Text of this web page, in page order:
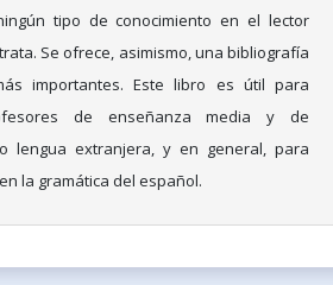
tipo de conocimiento en el lector
Se ofrece, asimismo, una bibliografía
importantes. Este libro es útil para
de enseñanza media y de
lengua extranjera, y en general, para
la gramática del español.